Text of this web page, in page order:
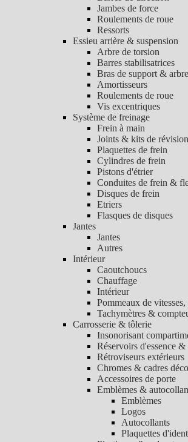
Jambes de force
Roulements de roue
Ressorts
Essieu arrière & suspension
Arbre de torsion
Barres stabilisatrices
Bras de support &
Amortisseurs
Roulements de roue
Vis excentriques
Système de freinage
Frein à main
Joints & kits de révision
Plaquettes de frein
Cylindres de frein
Pistons d'étrier
Conduites de frein &
Disques de frein
Etriers
Flasques de disques
Jantes
Jantes
Autres
Intérieur
Caoutchoucs
Chauffage
Intérieur
Pommeaux de
Tachymètres &
Carrosserie & tôlerie
Insonorisant
Réservoirs d'essence &
Rétroviseurs extérieurs
Chromes & cadres
Accessoires de porte
Emblèmes &
Emblèmes
Logos
Autocollants
Plaquettes